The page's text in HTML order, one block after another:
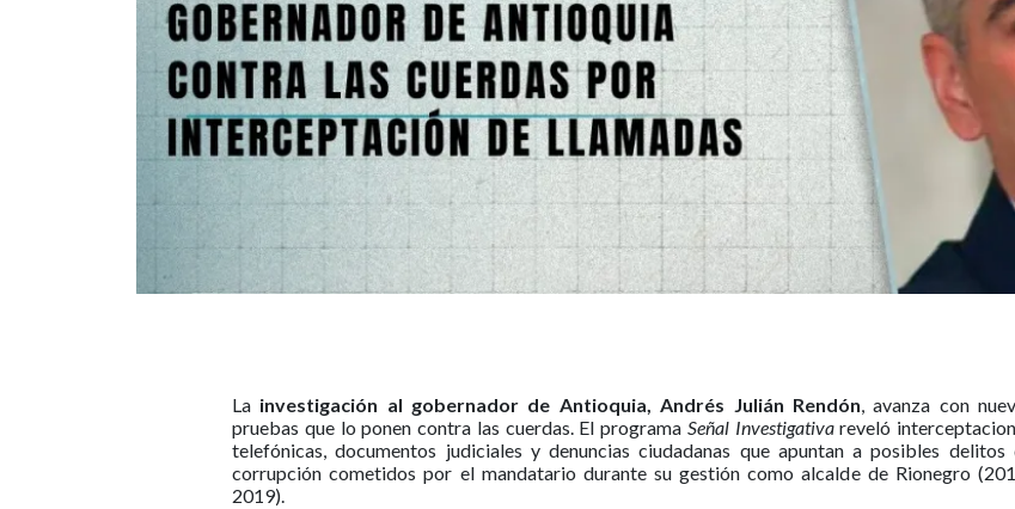
La investigación al gobernador de Antioquia, Andrés Julián Rendón, avanza con
pruebas que lo ponen contra las cuerdas. El programa Señal Investigativareveló
telefónicas, documentos judiciales y denuncias ciudadanas que apuntan a posibles delitos
corrupción cometidos por el mandatario durante su gestión como alcalde de Rionegro
2019).